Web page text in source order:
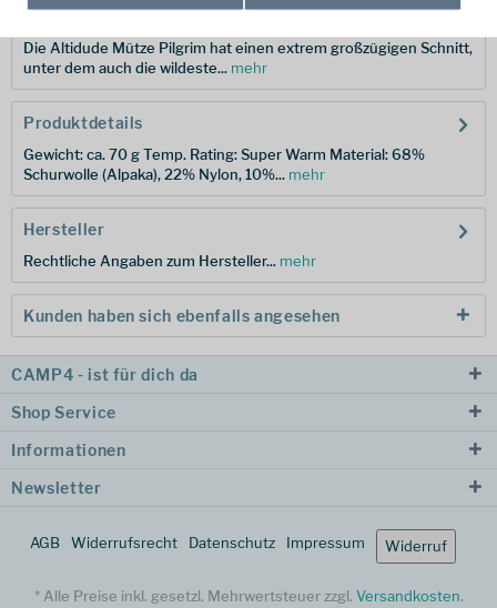
Beschreibung
Die Altidude Mütze Pilgrim hat einen extrem großzügigen Schnitt,
unter dem auch die wildeste... mehr
Produktdetails
Gewicht: ca. 70 g Temp. Rating: Super Warm Material: 68%
Schurwolle (Alpaka), 22% Nylon, 10%... mehr
Hersteller
Rechtliche Angaben zum Hersteller... mehr
Kunden haben sich ebenfalls angesehen
CAMP4 - ist für dich da
Shop Service
Informationen
Newsletter
AGB Widerrufsrecht Datenschutz Impressum Widerruf
* Alle Preise inkl. gesetzl. Mehrwertsteuer zzgl. Versandkosten.